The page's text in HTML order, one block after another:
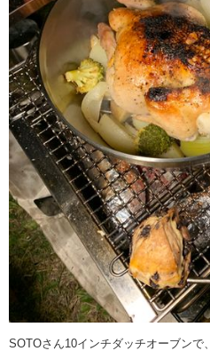
SOTOさん10インチダッチオーブンで、